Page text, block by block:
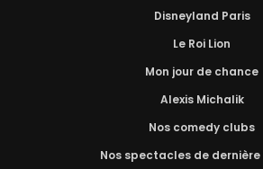
Disneyland Paris
Le Roi Lion
Mon jour de chance
Alexis Michalik
Nos comedy clubs
Nos spectacles de